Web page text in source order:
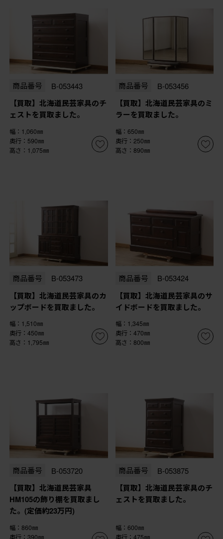
商品番号 B-053443
【買取】北海道民芸家具のチ
ェストを買取ました。
幅：1,060㎜
奥行：590㎜
高さ：1,075㎜
商品番号 B-053456
【買取】北海道民芸家具のミ
ラーを買取ました。
幅：650㎜
奥行：250㎜
高さ：890㎜
商品番号 B-053473
【買取】北海道民芸家具のカ
ップボードを買取ました。
幅：1,510㎜
奥行：450㎜
高さ：1,795㎜
商品番号 B-053424
【買取】北海道民芸家具のサ
イドボードを買取ました。
幅：1,345㎜
奥行：470㎜
高さ：800㎜
商品番号 B-053720
【買取】北海道民芸家具
HM105の飾り棚を買取まし
た。(定価約23万円)
幅：860㎜
奥行：390㎜
商品番号 B-053875
【買取】北海道民芸家具のチ
ェストを買取ました。
幅：600㎜
奥行：475㎜